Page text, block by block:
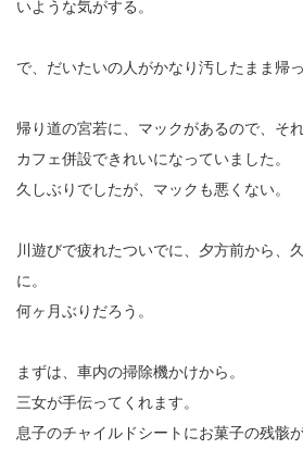
いような気がする。
で、だいたいの人がかなり汚したまま帰っ
帰り道の宮若に、マックがあるので、そ
カフェ併設できれいになっていました。
久しぶりでしたが、マックも悪くない。
川遊びで疲れたついでに、夕方前から、
に。
何ヶ月ぶりだろう。
まずは、車内の掃除機かけから。
三女が手伝ってくれます。
息子のチャイルドシートにお菓子の残骸